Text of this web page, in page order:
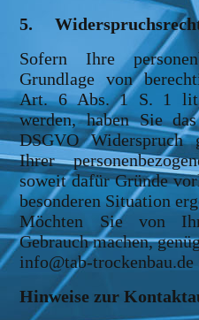
5.
Sofern Ihre
Grundlage von
Art. 6 Abs. 1 S. 1
werden, haben Sie
DSGVO Widerspruch
Ihrer
soweit dafür Gründe
besonderen Situation
Möchten Sie von
Gebrauch machen,
info@tab-trockenbau.de
Hinweise zur